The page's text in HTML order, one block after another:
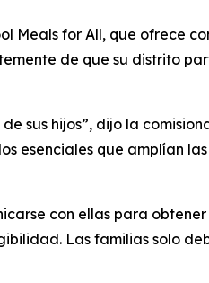
Meals for All, que ofrece
de que su distrito
sus hijos”, dijo la
esenciales que amplían las
con ellas para
Las familias solo